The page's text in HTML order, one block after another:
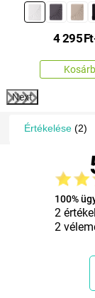
4 295Ft
Next
Értékelése(2)
100%
2
2